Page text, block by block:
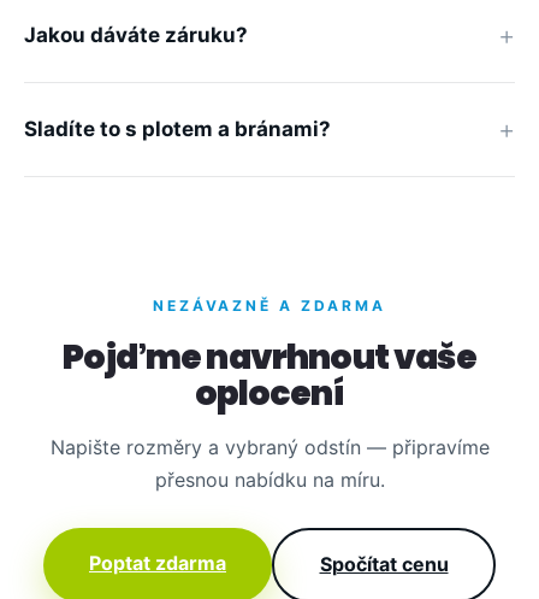
Jakou dáváte záruku?
Sladíte to s plotem a bránami?
NEZÁVAZNĚ A ZDARMA
Pojďme navrhnout vaše
oplocení
Napište rozměry a vybraný odstín — připravíme
přesnou nabídku na míru.
Poptat zdarma Spočítat cenu